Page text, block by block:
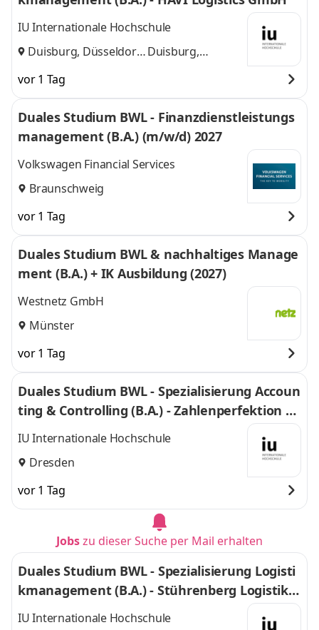
IU Internationale Hochschule
Duisburg, Düsseldorf Duisburg,
vor 1 Tag
Duales Studium BWL - Finanzdienstleistungs
management (B.A.) (m/w/d) 2027
Volkswagen Financial Services
Braunschweig
vor 1 Tag
Duales Studium BWL & nachhaltiges Manage
ment (B.A.) + IK Ausbildung (2027)
Westnetz GmbH
Münster
vor 1 Tag
Duales Studium BWL - Spezialisierung Accoun
ting & Controlling (B.A.) - Zahlenperfektion G
mbH
IU Internationale Hochschule
Dresden
vor 1 Tag
Jobszu dieser Suche per Mail erhalten
Duales Studium BWL - Spezialisierung Logisti
kmanagement (B.A.) - Stührenberg Logistik G
mbH
IU Internationale Hochschule